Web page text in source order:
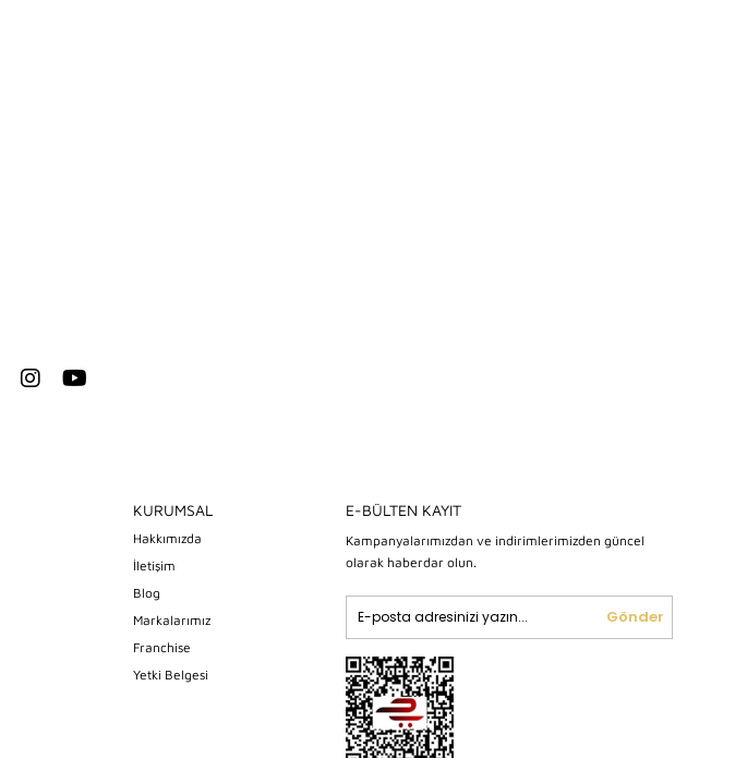
KURUMSAL
Hakkımızda
İletişim
Blog
Markalarımız
Franchise
Yetki Belgesi
E-BÜLTEN KAYIT
Kampanyalarımızdan ve indirimlerimizden güncel
olarak haberdar olun.
Gönder